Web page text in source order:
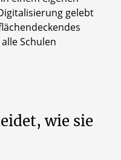
gelebt
Schulen
wie sie